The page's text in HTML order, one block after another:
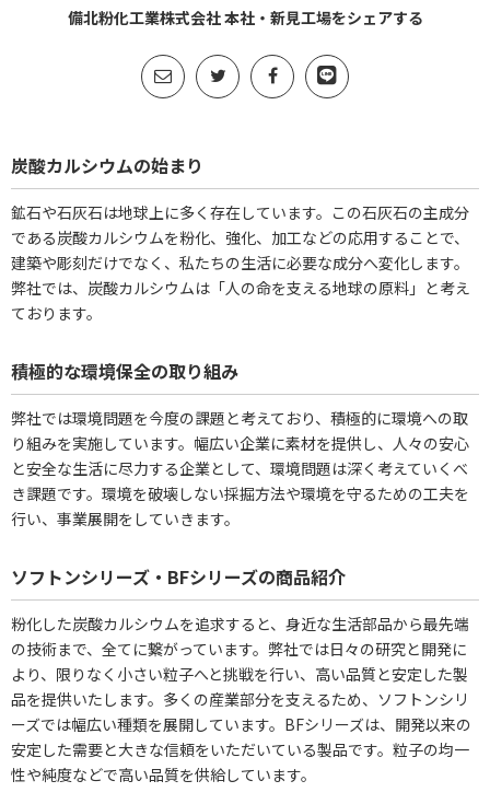
備北粉化工業株式会社 本社・新見工場をシェアする
炭酸カルシウムの始まり
鉱石や石灰石は地球上に多く存在しています。この石灰石の主成分
である炭酸カルシウムを粉化、強化、加工などの応用することで、
建築や彫刻だけでなく、私たちの生活に必要な成分へ変化します。
弊社では、炭酸カルシウムは「人の命を支える地球の原料」と考え
ております。
積極的な環境保全の取り組み
弊社では環境問題を今度の課題と考えており、積極的に環境への取
り組みを実施しています。幅広い企業に素材を提供し、人々の安心
と安全な生活に尽力する企業として、環境問題は深く考えていくべ
き課題です。環境を破壊しない採掘方法や環境を守るための工夫を
行い、事業展開をしていきます。
ソフトンシリーズ・BFシリーズの商品紹介
粉化した炭酸カルシウムを追求すると、身近な生活部品から最先端
の技術まで、全てに繋がっています。弊社では日々の研究と開発に
より、限りなく小さい粒子へと挑戦を行い、高い品質と安定した製
品を提供いたします。多くの産業部分を支えるため、ソフトンシリ
ーズでは幅広い種類を展開しています。BFシリーズは、開発以来の
安定した需要と大きな信頼をいただいている製品です。粒子の均一
性や純度などで高い品質を供給しています。